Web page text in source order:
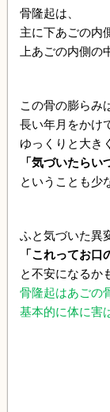
骨隆起は、
主に下あごの内
上あごの内側の
この骨の膨らみ
長い年月をかけ
ゆっくりと大き
「気づいたらい
ということも少
ふと気づいた異
「これってお口
と不安になるか
骨隆起はあごの
基本的に体に害